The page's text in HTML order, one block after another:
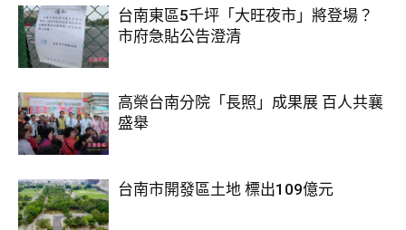
台南東區5千坪「大旺夜市」將登場？
市府急貼公告澄清
高榮台南分院「長照」成果展 百人共襄
盛舉
台南市開發區土地 標出109億元